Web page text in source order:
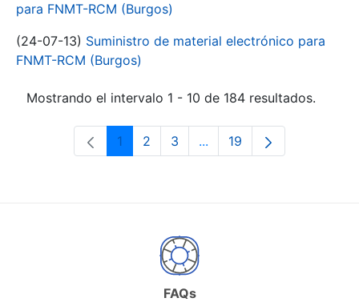
para FNMT-RCM (Burgos)
(24-07-13) Suministro de material electrónico para
FNMT-RCM (Burgos)
Mostrando el intervalo 1 - 10 de 184 resultados.
Página
1 Página
2 Página
3 ...Páginas intermedias Use
Página
19
FAQs